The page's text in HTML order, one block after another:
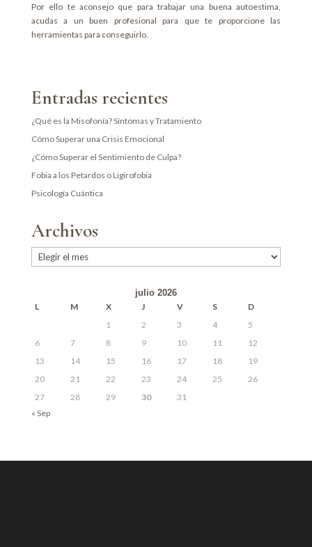
Por ello te aconsejo que para trabajar una buena autoestima,
acudas a un buen profesional para que te proporcione las
herramientas para conseguirlo.
Entradas recientes
¿Qué es la Misofonía? Síntomas y Tratamiento
Cómo Superar una Crisis Emocional
¿Cómo Superar el Sentimiento de Culpa?
Fobia a los Petardos o Ligirofobia
Psicología Cuántica
Archivos
Archivos
julio 2026
L
M X J V S
D
1
2 3 4
5
6
7 8 9 10 11
12
13
14 15 16 17 18
19
20
21 22 23 24 25
26
27
28 29 30
31
« Sep